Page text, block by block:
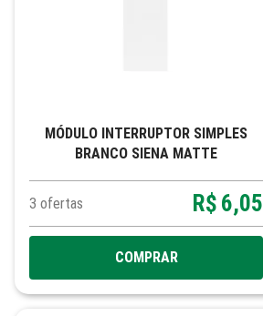
MÓDULO INTERRUPTOR SIMPLES
BRANCO SIENA MATTE
3 ofertas R$ 6,05
COMPRAR